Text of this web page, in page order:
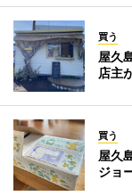
買う
屋久
店主
買う
屋久
ジョ